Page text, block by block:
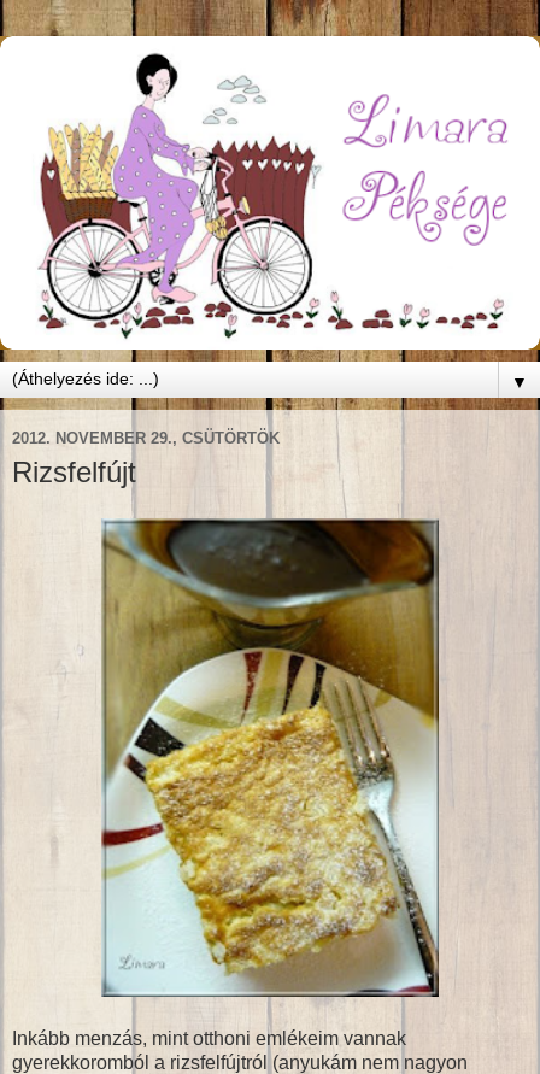
▼
2012. NOVEMBER 29., CSÜTÖRTÖK
Rizsfelfújt
Inkább menzás, mint otthoni emlékeim vannak
gyerekkoromból a rizsfelfújtról (anyukám nem nagyon